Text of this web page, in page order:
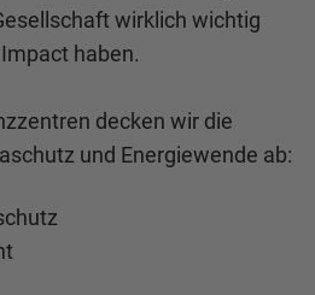
wirklich wichtig
haben.
decken wir die
und Energiewende ab: